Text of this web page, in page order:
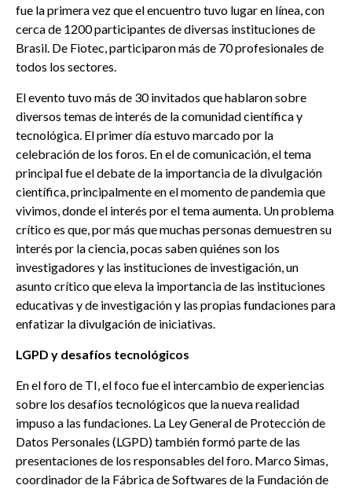
fue la primera vez que el encuentro tuvo lugar en línea, con
cerca de 1200 participantes de diversas instituciones de
Brasil. De Fiotec, participaron más de 70 profesionales de
todos los sectores.
El evento tuvo más de 30 invitados que hablaron sobre
diversos temas de interés de la comunidad científica y
tecnológica. El primer día estuvo marcado por la
celebración de los foros. En el de comunicación, el tema
principal fue el debate de la importancia de la divulgación
científica, principalmente en el momento de pandemia que
vivimos, donde el interés por el tema aumenta. Un problema
crítico es que, por más que muchas personas demuestren su
interés por la ciencia, pocas saben quiénes son los
investigadores y las instituciones de investigación, un
asunto crítico que eleva la importancia de las instituciones
educativas y de investigación y las propias fundaciones para
enfatizar la divulgación de iniciativas.
LGPD y desafíos tecnológicos
En el foro de TI, el foco fue el intercambio de experiencias
sobre los desafíos tecnológicos que la nueva realidad
impuso a las fundaciones. La Ley General de Protección de
Datos Personales (LGPD) también formó parte de las
presentaciones de los responsables del foro. Marco Simas,
coordinador de la Fábrica de Softwares de la Fundación de